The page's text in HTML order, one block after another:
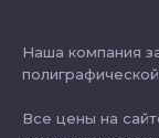
Наша компания
Все цены на